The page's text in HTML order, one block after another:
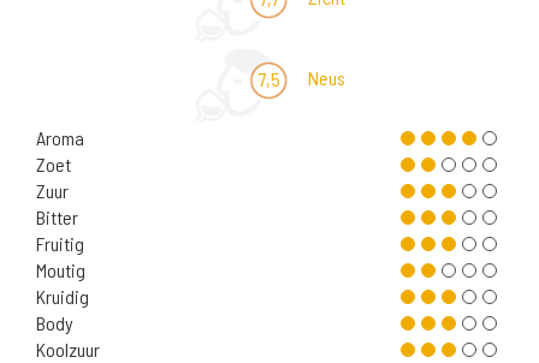
7,5 Neus
Aroma
Zoet
Zuur
Bitter
Fruitig
Moutig
Kruidig
Body
Koolzuur